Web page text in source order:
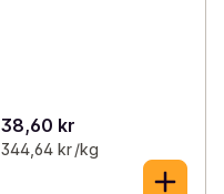
38,60 kr
344,64 kr /kg